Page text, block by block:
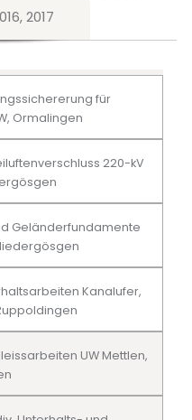
2017
für
Ormalingen
220-kV
Geländerfundamente
Kanalufer,
UW Mettlen,